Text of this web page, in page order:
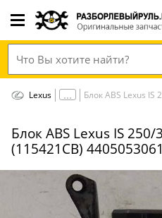
Lexus Блок ABS Lexus
Блок ABS Lexus IS
(115421СВ) 4405053061